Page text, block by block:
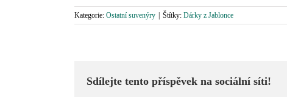
Kategorie: Ostatní suvenýry Štítky: Dárky z Jablonce
Sdílejte tento příspěvek na sociální síti!